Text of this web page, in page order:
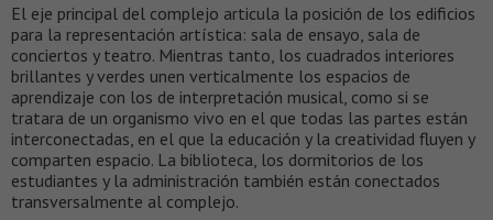
El eje principal del complejo articula la posición de los edificios
para la representación artística: sala de ensayo, sala de
conciertos y teatro. Mientras tanto, los cuadrados interiores
brillantes y verdes unen verticalmente los espacios de
aprendizaje con los de interpretación musical, como si se
tratara de un organismo vivo en el que todas las partes están
interconectadas, en el que la educación y la creatividad fluyen y
comparten espacio. La biblioteca, los dormitorios de los
estudiantes y la administración también están conectados
transversalmente al complejo.